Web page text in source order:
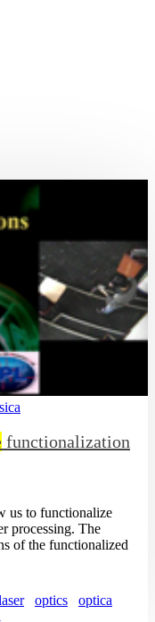
functionalization
us to functionalize
processing. The
of the functionalized
optics
optica